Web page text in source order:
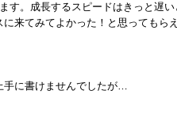
す。成長するスピードはきっと遅
来てみてよかった！と思ってもら
に書けませんでしたが…